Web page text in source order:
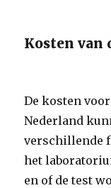
Kosten van
De kosten
Nederland
verschillende
het
en of de test